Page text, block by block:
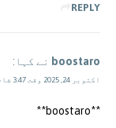
REPLY
boostaro نے کہا:
اکتوبر 24, 2025 وقت 3:47 شام
** boostaro**